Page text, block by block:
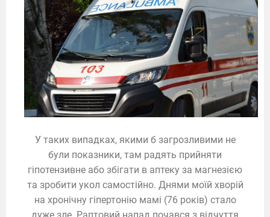
У таких випадках, якими б загрозливими не
були показники, там радять прийняти
гіпотензивне або збігати в аптеку за магнезією
та зробити укол самостійно. Днями моїй хворій
на хронічну гіпертонію мамі (76 років) стало